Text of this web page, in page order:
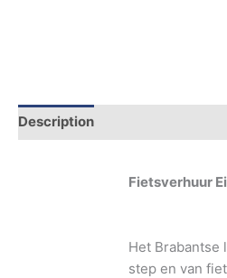
Description
Fietsverhuur
Het Brabantse
step en van